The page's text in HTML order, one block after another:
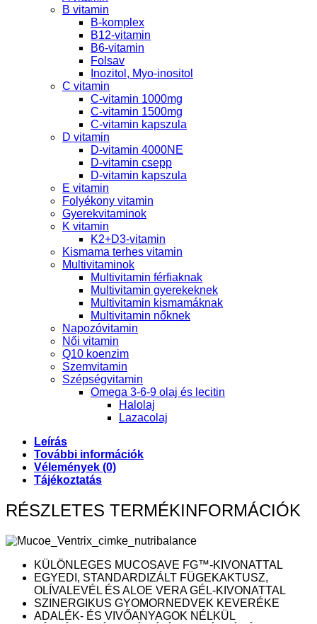
B vitamin
B-komplex
B12-vitamin
B6-vitamin
Folsav
Inozitol, Myo-inositol
C vitamin
C-vitamin 1000mg
C-vitamin 1500mg
C-vitamin kapszula
D vitamin
D-vitamin 4000NE
D-vitamin csepp
D-vitamin kapszula
E vitamin
Folyékony vitamin
Gyerekvitaminok
K vitamin
K2+D3-vitamin
Kismama terhes vitamin
Multivitaminok
Multivitamin férfiaknak
Multivitamin gyerekeknek
Multivitamin kismamáknak
Multivitamin nőknek
Napozóvitamin
Női vitamin
Q10 koenzim
Szemvitamin
Szépségvitamin
Omega 3-6-9 olaj és lecitin
Halolaj
Lazacolaj
Leírás
További információk
Vélemények (0)
Tájékoztatás
RÉSZLETES TERMÉKINFORMÁCIÓK
KÜLÖNLEGES MUCOSAVE FG™-KIVONATTAL
EGYEDI, STANDARDIZÁLT FÜGEKAKTUSZ,
OLÍVALEVÉL ÉS ALOE VERA GÉL-KIVONATTAL
SZINERGIKUS GYOMORNEDVEK KEVERÉKE
ADALÉK- ÉS VIVŐANYAGOK NÉLKÜL